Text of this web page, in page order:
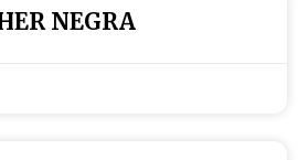
NEGRA